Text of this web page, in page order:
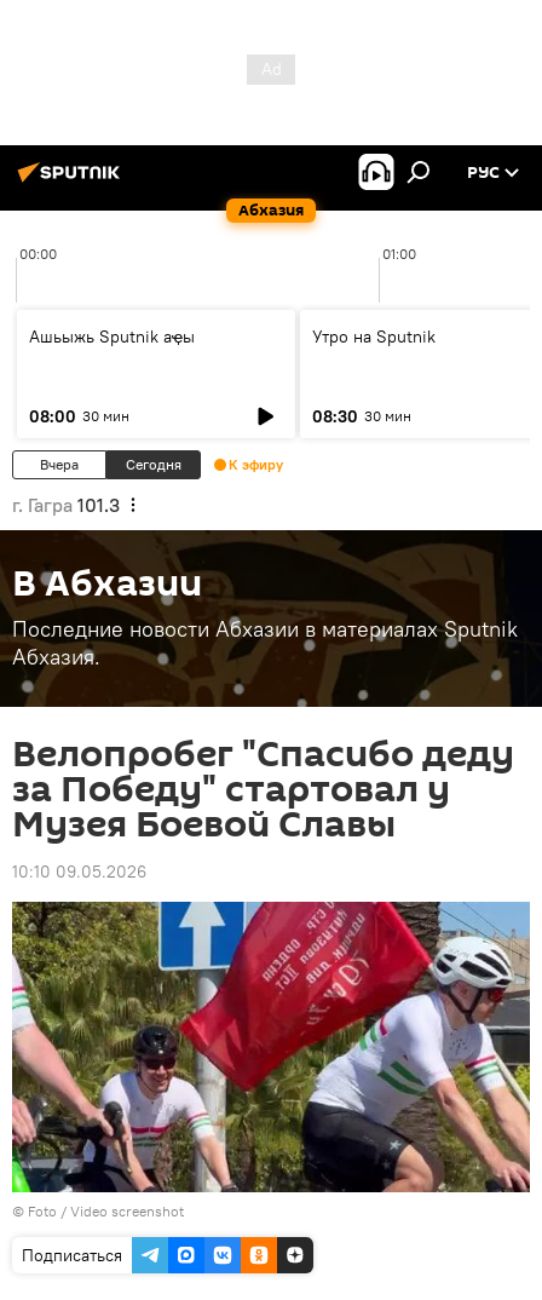
Абхазия
РУС
00:00 01:00
Ашьыжь Sputnik аҿы
08:00 30 мин
Утро на Sputnik
08:30 30 мин
Вчера Сегодня К эфиру
г. Гагра 101.3
В Абхазии
Последние новости Абхазии в материалах Sputnik
Абхазия.
Велопробег "Спасибо деду
за Победу" стартовал у
Музея Боевой Славы
10:10 09.05.2026
© Foto / Video screenshot
Подписаться